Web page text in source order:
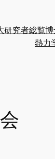
研究者総覧博
熱力